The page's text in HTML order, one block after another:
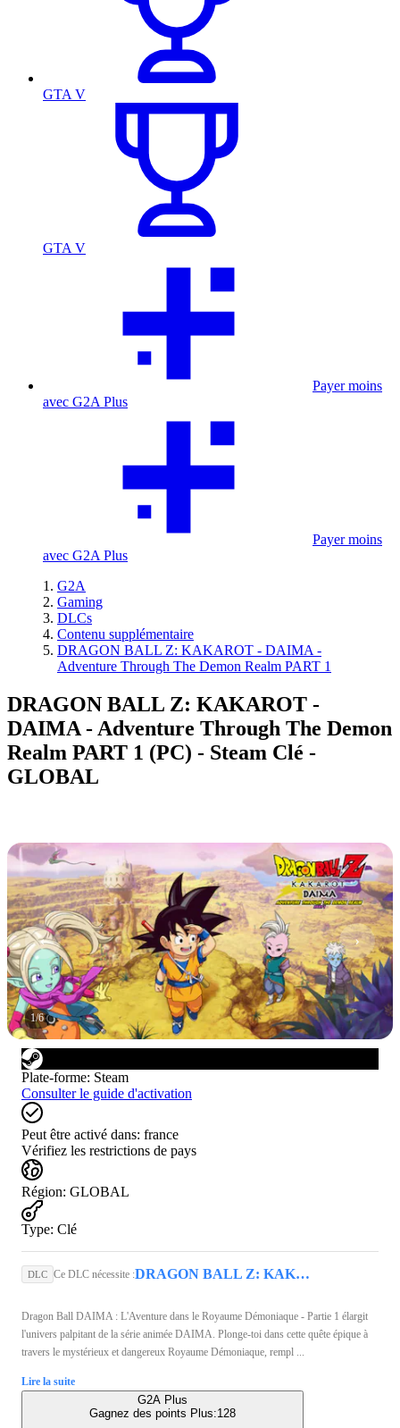
GTA V
GTA V
Payer moins
avec G2A Plus
Payer moins
avec G2A Plus
G2A
Gaming
DLCs
Contenu supplémentaire
DRAGON BALL Z: KAKAROT - DAIMA -
Adventure Through The Demon Realm PART 1
DRAGON BALL Z: KAKAROT -
DAIMA - Adventure Through The Demon
Realm PART 1 (PC) - Steam Clé -
GLOBAL
1/6
Plate-forme: Steam
Consulter le guide d'activation
Peut être activé dans: france
Vérifiez les restrictions de pays
Région: GLOBAL
Type: Clé
DLC Ce DLC nécessite : DRAGON BALL Z: KAKAROT (PC) - Steam Key - GLOBAL
Dragon Ball DAIMA : L'Aventure dans le Royaume Démoniaque - Partie 1 élargit
l'univers palpitant de la série animée DAIMA. Plonge-toi dans cette quête épique à
travers le mystérieux et dangereux Royaume Démoniaque, rempl ...
Lire la suite
G2A Plus
Gagnez des points Plus:128